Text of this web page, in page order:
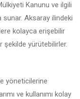
Kanunu ve ilgili
sunar. Aksaray ilindeki
kolayca erişebilir
şekilde yürütebilirler.
yöneticilerine
ve kullanımı kolay